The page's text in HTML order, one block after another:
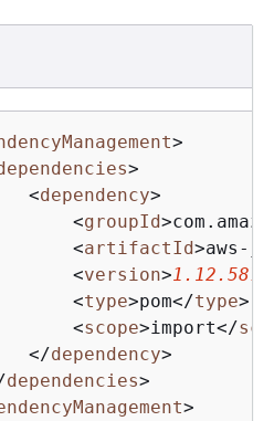
>
>
<dependency>
<groupId>
<artifactId>aws-
<version>1.12.587
<type>pom</type>
<scope>import</
</dependency>
dependencies>
>